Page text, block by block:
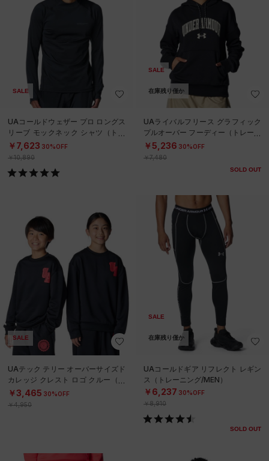
SALE
UAコールドウェザー プロ ロングス
リーブ モックネック シャツ（トレ
ーニング/MEN）
￥7,623 30%OFF
￥10,890
SALE
在庫残り僅か
UAライバルフリース グラフィック
プルオーバー フーディー（トレーニ
ング/WOMEN）
￥5,236 30%OFF
￥7,480
SOLD OUT
SALE
UAテック テリー オーバーサイズド
カレッジ クレスト ロゴ クルー（ト
レーニング/BOYS）
￥3,465 30%OFF
￥4,950
SALE
在庫残り僅か
UAコールドギア リフレクト レギン
ス（トレーニング/MEN）
￥6,237 30%OFF
￥8,910
SOLD OUT